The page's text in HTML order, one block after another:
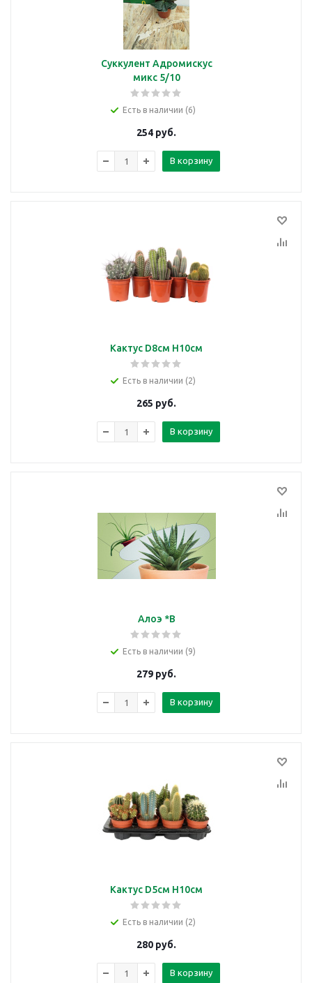
Суккулент Адромискус
микс 5/10
Есть в наличии (6)
254 руб.
В корзину
Кактус D8см H10см
Есть в наличии (2)
265 руб.
В корзину
Алоэ *В
Есть в наличии (9)
279 руб.
В корзину
Кактус D5см H10см
Есть в наличии (2)
280 руб.
В корзину